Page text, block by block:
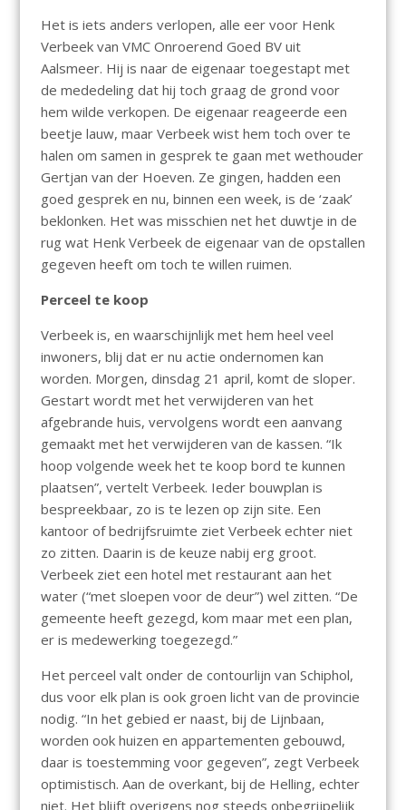
Het is iets anders verlopen, alle eer voor Henk
Verbeek van VMC Onroerend Goed BV uit
Aalsmeer. Hij is naar de eigenaar toegestapt met
de mededeling dat hij toch graag de grond voor
hem wilde verkopen. De eigenaar reageerde een
beetje lauw, maar Verbeek wist hem toch over te
halen om samen in gesprek te gaan met wethouder
Gertjan van der Hoeven. Ze gingen, hadden een
goed gesprek en nu, binnen een week, is de ‘zaak’
beklonken. Het was misschien net het duwtje in de
rug wat Henk Verbeek de eigenaar van de opstallen
gegeven heeft om toch te willen ruimen.
Perceel te koop
Verbeek is, en waarschijnlijk met hem heel veel
inwoners, blij dat er nu actie ondernomen kan
worden. Morgen, dinsdag 21 april, komt de sloper.
Gestart wordt met het verwijderen van het
afgebrande huis, vervolgens wordt een aanvang
gemaakt met het verwijderen van de kassen. “Ik
hoop volgende week het te koop bord te kunnen
plaatsen”, vertelt Verbeek. Ieder bouwplan is
bespreekbaar, zo is te lezen op zijn site. Een
kantoor of bedrijfsruimte ziet Verbeek echter niet
zo zitten. Daarin is de keuze nabij erg groot.
Verbeek ziet een hotel met restaurant aan het
water (“met sloepen voor de deur”) wel zitten. “De
gemeente heeft gezegd, kom maar met een plan,
er is medewerking toegezegd.”
Het perceel valt onder de contourlijn van Schiphol,
dus voor elk plan is ook groen licht van de provincie
nodig. “In het gebied er naast, bij de Lijnbaan,
worden ook huizen en appartementen gebouwd,
daar is toestemming voor gegeven”, zegt Verbeek
optimistisch. Aan de overkant, bij de Helling, echter
niet. Het blijft overigens nog steeds onbegrijpelijk